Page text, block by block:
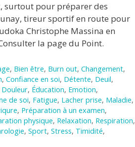
surtout pour préparer des
tireur sportif en route pour
Christophe Massina en
la page du Point.
, Bien être, Burn out, Changement,
, Confiance en soi, Détente, Deuil,
Douleur, Éducation, Emotion,
de soi, Fatigue, Lacher prise, Maladie,
, Préparation à un examen,
physique, Relaxation, Respiration,
, Sport, Stress, Timidité,